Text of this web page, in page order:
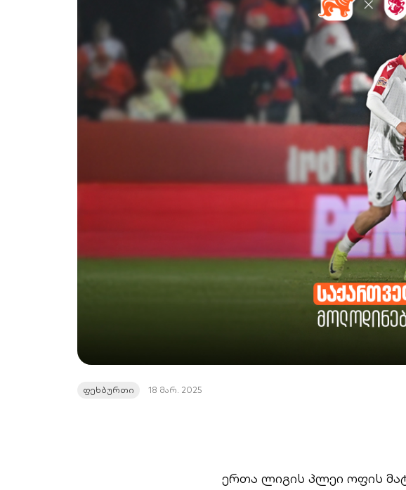
ფეხბურთი 18 მარ. 2025
ერთა ლიგის პლეი ოფის